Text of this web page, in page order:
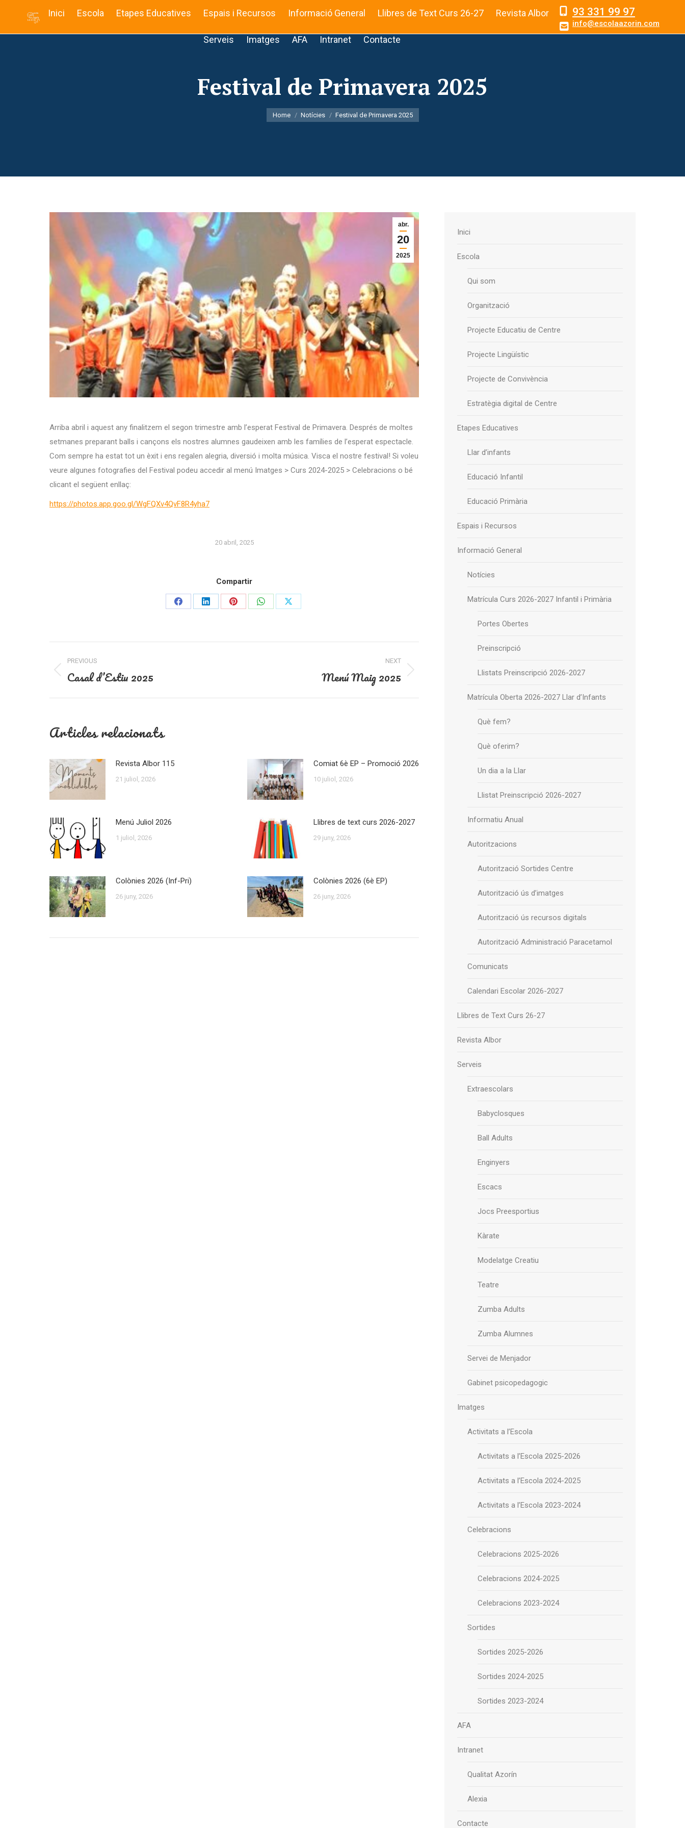
Inici Escola Etapes Educatives Espais i Recursos Informació General Llibres de Text Curs 26-27 Revista Albor
Serveis Imatges AFA Intranet Contacte
93 331 99 97
info@escolaazorin.com
Festival de Primavera 2025
You are here:
Home Notícies Festival de Primavera 2025
abr.
20
2025
Arriba abril i aquest any finalitzem el segon trimestre amb l’esperat Festival de Primavera. Després de moltes
setmanes preparant balls i cançons els nostres alumnes gaudeixen amb les famílies de l’esperat espectacle.
Com sempre ha estat tot un èxit i ens regalen alegria, diversió i molta música. Visca el nostre festival! Si voleu
veure algunes fotografies del Festival podeu accedir al menú Imatges > Curs 2024-2025 > Celebracions o bé
clicant el següent enllaç:
https://photos.app.goo.gl/WgFQXv4QvF8R4yha7
20 abril, 2025
Compartir
Share
Share
Share
Share
Share
Post
navigation
PREVIOUS
Previous
Casal d’Estiu 2025
NEXT
Menú Maig 2025
Articles relacionats
Revista Albor 115
21 juliol, 2026
Comiat 6è EP – Promoció 2026
10 juliol, 2026
Menú Juliol 2026
1 juliol, 2026
Llibres de text curs 2026-2027
29 juny, 2026
Colònies 2026 (Inf-Pri)
26 juny, 2026
Colònies 2026 (6è EP)
26 juny, 2026
Inici
Escola
Qui som
Organització
Projecte Educatiu de Centre
Projecte Lingüístic
Projecte de Convivència
Estratègia digital de Centre
Etapes Educatives
Llar d’infants
Educació Infantil
Educació Primària
Espais i Recursos
Informació General
Notícies
Matrícula Curs 2026-2027 Infantil i Primària
Portes Obertes
Preinscripció
Llistats Preinscripció 2026-2027
Matrícula Oberta 2026-2027 Llar d’Infants
Què fem?
Què oferim?
Un dia a la Llar
Llistat Preinscripció 2026-2027
Informatiu Anual
Autoritzacions
Autorització Sortides Centre
Autorització ús d’imatges
Autorització ús recursos digitals
Autorització Administració Paracetamol
Comunicats
Calendari Escolar 2026-2027
Llibres de Text Curs 26-27
Revista Albor
Serveis
Extraescolars
Babyclosques
Ball Adults
Enginyers
Escacs
Jocs Preesportius
Kàrate
Modelatge Creatiu
Teatre
Zumba Adults
Zumba Alumnes
Servei de Menjador
Gabinet psicopedagogic
Imatges
Activitats a l’Escola
Activitats a l’Escola 2025-2026
Activitats a l’Escola 2024-2025
Activitats a l’Escola 2023-2024
Celebracions
Celebracions 2025-2026
Celebracions 2024-2025
Celebracions 2023-2024
Sortides
Sortides 2025-2026
Sortides 2024-2025
Sortides 2023-2024
AFA
Intranet
Qualitat Azorín
Alexia
Contacte